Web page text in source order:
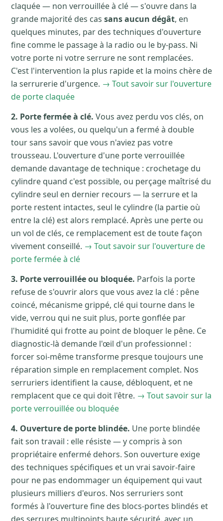
claquée — non verrouillée à clé — s'ouvre dans la
grande majorité des cas sans aucun dégât, en
quelques minutes, par des techniques d'ouverture
fine comme le passage à la radio ou le by-pass. Ni
votre porte ni votre serrure ne sont remplacées.
C'est l'intervention la plus rapide et la moins chère de
la serrurerie d'urgence. → Tout savoir sur l'ouverture
de porte claquée
2. Porte fermée à clé. Vous avez perdu vos clés, on
vous les a volées, ou quelqu'un a fermé à double
tour sans savoir que vous n'aviez pas votre
trousseau. L'ouverture d'une porte verrouillée
demande davantage de technique : crochetage du
cylindre quand c'est possible, ou perçage maîtrisé du
cylindre seul en dernier recours — la serrure et la
porte restent intactes, seul le cylindre (la partie où
entre la clé) est alors remplacé. Après une perte ou
un vol de clés, ce remplacement est de toute façon
vivement conseillé. → Tout savoir sur l'ouverture de
porte fermée à clé
3. Porte verrouillée ou bloquée. Parfois la porte
refuse de s'ouvrir alors que vous avez la clé : pêne
coincé, mécanisme grippé, clé qui tourne dans le
vide, verrou qui ne suit plus, porte gonflée par
l'humidité qui frotte au point de bloquer le pêne. Ce
diagnostic-là demande l'œil d'un professionnel :
forcer soi-même transforme presque toujours une
réparation simple en remplacement complet. Nos
serruriers identifient la cause, débloquent, et ne
remplacent que ce qui doit l'être. → Tout savoir sur la
porte verrouillée ou bloquée
4. Ouverture de porte blindée. Une porte blindée
fait son travail : elle résiste — y compris à son
propriétaire enfermé dehors. Son ouverture exige
des techniques spécifiques et un vrai savoir-faire
pour ne pas endommager un équipement qui vaut
plusieurs milliers d'euros. Nos serruriers sont
formés à l'ouverture fine des blocs-portes blindés et